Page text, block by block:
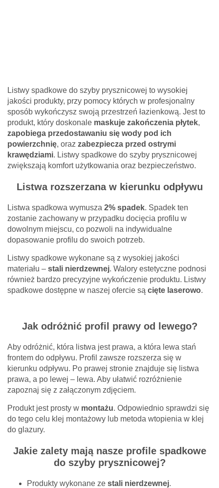
Listwy spadkowe do szyby prysznicowej to wysokiej
jakości produkty, przy pomocy których w profesjonalny
sposób wykończysz swoją przestrzeń łazienkową. Jest to
produkt, który doskonale maskuje zakończenia płytek,
zapobiega przedostawaniu się wody pod ich
powierzchnię, oraz zabezpiecza przed ostrymi
krawędziami. Listwy spadkowe do szyby prysznicowej
zwiększają komfort użytkowania oraz bezpieczeństwo.
Listwa rozszerzana w kierunku odpływu
Listwa spadkowa wymusza 2% spadek. Spadek ten
zostanie zachowany w przypadku docięcia profilu w
dowolnym miejscu, co pozwoli na indywidualne
dopasowanie profilu do swoich potrzeb.
Listwy spadkowe wykonane są z wysokiej jakości
materiału – stali nierdzewnej. Walory estetyczne podnosi
również bardzo precyzyjne wykończenie produktu. Listwy
spadkowe dostępne w naszej ofercie są cięte laserowo.
Jak odróżnić profil prawy od lewego?
Aby odróżnić, która listwa jest prawa, a która lewa stań
frontem do odpływu. Profil zawsze rozszerza się w
kierunku odpływu. Po prawej stronie znajduje się listwa
prawa, a po lewej – lewa. Aby ułatwić rozróżnienie
zapoznaj się z załączonym zdjęciem.
Produkt jest prosty w montażu. Odpowiednio sprawdzi się
do tego celu klej montażowy lub metoda wtopienia w klej
do glazury.
Jakie zalety mają nasze profile spadkowe
do szyby prysznicowej?
Produkty wykonane ze stali nierdzewnej.